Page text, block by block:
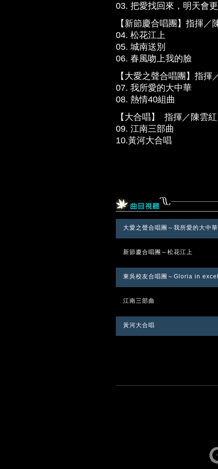
03. 把愛找回來，明天會
【新節慶合唱團】指揮
04 . 松花江上
05 . 城南送別
06 . 春風吻上我的臉
【大愛之聲合唱團】指
07 . 我所愛的大中華
08 . 熱情40組曲
【大合唱】 指揮／陳雲
09 . 江南三部曲
10.黃河大合唱
大愛之聲合唱團～我所愛的大中華
新節慶合唱團～松花江上
東吳校友合唱團～Gloria in
江南三部曲
黃河大合唱